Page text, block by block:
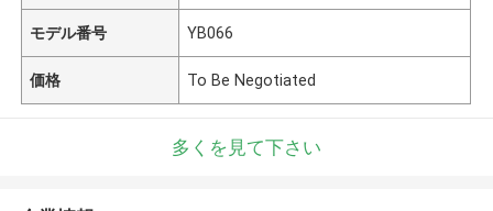
モデル番号 YB066
価格 To Be Negotiated
多くを見て下さい